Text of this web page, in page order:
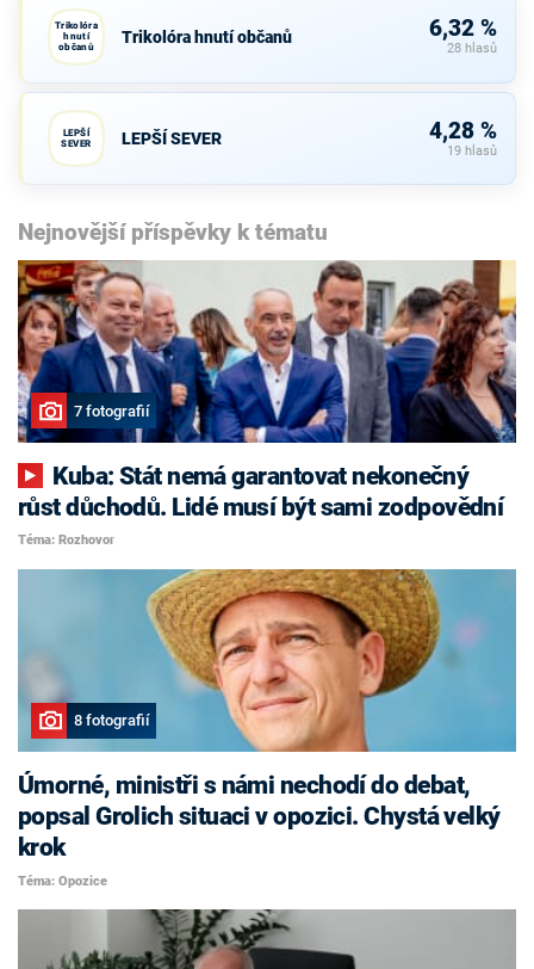
Trikolóra
hnutí
občanů
Trikolóra hnutí občanů 6,32 %
28 hlasů
LEPŠÍ
SEVER
LEPŠÍ SEVER 4,28 %
19 hlasů
Nejnovější příspěvky k tématu
7 fotografií
růst důchodů. Lidé musí být sami zodpovědní
Téma: Rozhovor
8 fotografií
Úmorné, ministři s námi nechodí do debat,
popsal Grolich situaci v opozici. Chystá velký
krok
Téma: Opozice